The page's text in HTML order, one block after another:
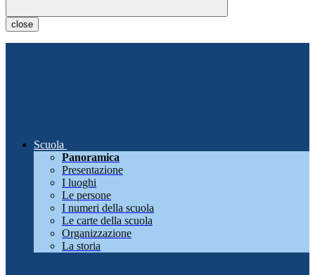
close
Scuola
Panoramica
Presentazione
I luoghi
Le persone
I numeri della scuola
Le carte della scuola
Organizzazione
La storia